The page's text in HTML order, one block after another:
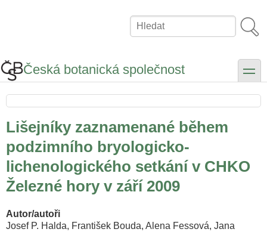
Hledat
Česká botanická společnost toggle
Lišejníky zaznamenané během
podzimního bryologicko-
lichenologického setkání v CHKO
Železné hory v září 2009
Autor/autoři
Josef P. Halda, František Bouda, Alena Fessová, Jana